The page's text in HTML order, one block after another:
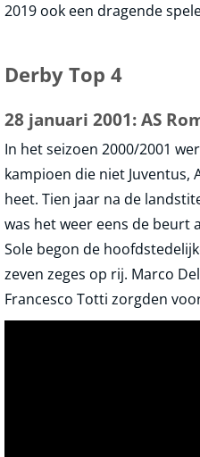
2019 ook een dragende
Derby Top 4
28 januari 2001: AS
In het seizoen 2000/2001
kampioen die niet Juventus,
heet. Tien jaar na de
was het weer eens de beurt
Sole begon de
zeven zeges op rij. Marco
Francesco Totti zorgden